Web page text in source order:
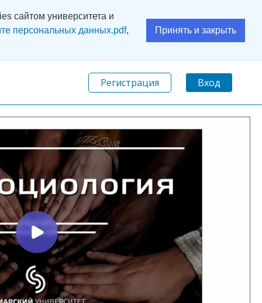
сайтом университета и
персональных данных.pdf,
Принять и закрыть
Регистрация Вход